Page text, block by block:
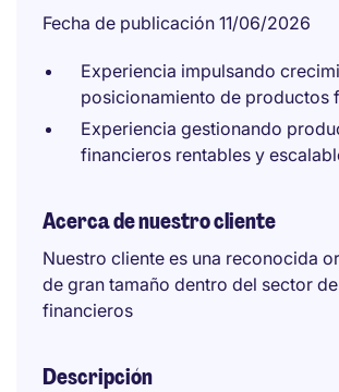
Fecha de publicación 11/06/2026
Experiencia impulsando
posicionamiento de productos
Experiencia gestionando
financieros rentables y
Acerca de nuestro cliente
Nuestro cliente es una reconocida
de gran tamaño dentro del sector
financieros
Descripción